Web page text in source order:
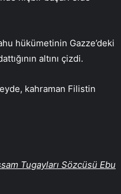
hükümetinin Gazze’deki
altını çizdi.
kahraman Filistin
Tugayları Sözcüsü Ebu